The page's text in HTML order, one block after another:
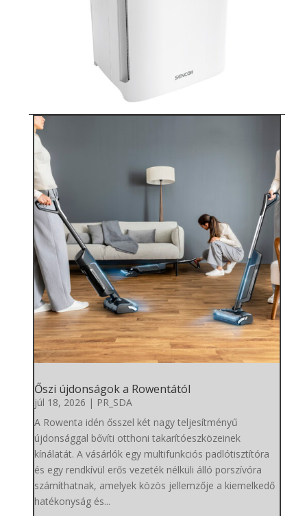
Őszi újdonságok a Rowentától
júl 18, 2026 | PR_SDA
A Rowenta idén ősszel két nagy teljesítményű
újdonsággal bővíti otthoni takarítóeszközeinek
kínálatát. A vásárlók egy multifunkciós padlótisztítóra
és egy rendkívül erős vezeték nélküli álló porszívóra
számíthatnak, amelyek közös jellemzője a kiemelkedő
hatékonyság és...